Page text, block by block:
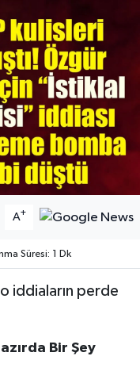
A+
Süresi: 1 Dk
iddiaların perde
Bir Şey